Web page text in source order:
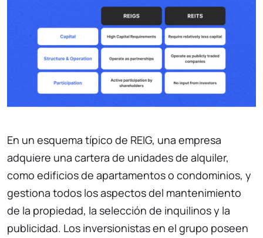
En un esquema típico de REIG, una empresa
adquiere una cartera de unidades de alquiler,
como edificios de apartamentos o condominios, y
gestiona todos los aspectos del mantenimiento
de la propiedad, la selección de inquilinos y la
publicidad. Los inversionistas en el grupo poseen